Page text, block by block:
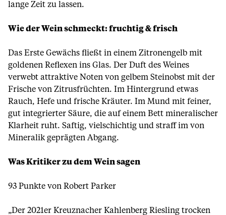
lange Zeit zu lassen.
Wie der Wein schmeckt: fruchtig & frisch
Das Erste Gewächs fließt in einem Zitronengelb mit
goldenen Reflexen ins Glas. Der Duft des Weines
verwebt attraktive Noten von gelbem Steinobst mit der
Frische von Zitrusfrüchten. Im Hintergrund etwas
Rauch, Hefe und frische Kräuter. Im Mund mit feiner,
gut integrierter Säure, die auf einem Bett mineralischer
Klarheit ruht. Saftig, vielschichtig und straff im von
Mineralik geprägten Abgang.
Was Kritiker zu dem Wein sagen
93 Punkte von Robert Parker
„Der 2021er Kreuznacher Kahlenberg Riesling trocken